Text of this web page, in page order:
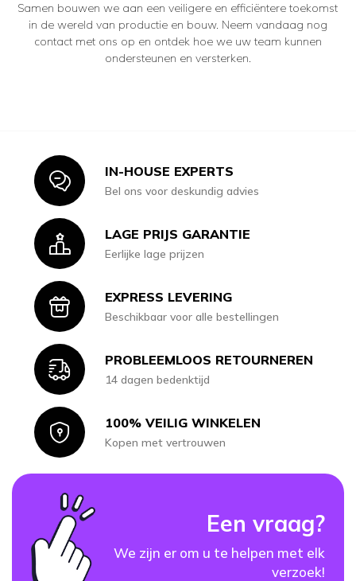
Samen bouwen we aan een veiligere en efficiëntere toekomst
in de wereld van productie en bouw. Neem vandaag nog
contact met ons op en ontdek hoe we uw team kunnen
ondersteunen en versterken.
IconIN-HOUSE EXPERTS
Bel ons voor deskundig advies
IconLAGE PRIJS GARANTIE
Eerlijke lage prijzen
IconEXPRESS LEVERING
Beschikbaar voor alle bestellingen
IconPROBLEEMLOOS RETOURNEREN
14 dagen bedenktijd
Icon100% VEILIG WINKELEN
Kopen met vertrouwen
Een vraag?
We zijn er om u te helpen met elk
verzoek!